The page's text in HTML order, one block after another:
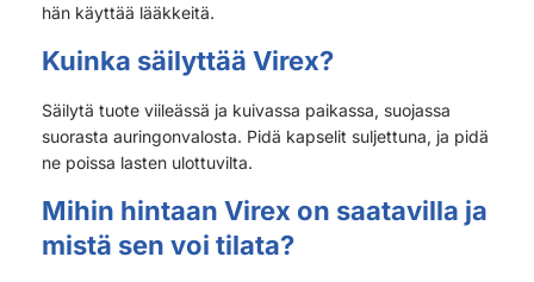
hän käyttää lääkkeitä.
Kuinka säilyttää Virex?
Säilytä tuote viileässä ja kuivassa paikassa, suojassa
suorasta auringonvalosta. Pidä kapselit suljettuna, ja pidä
ne poissa lasten ulottuvilta.
Mihin hintaan Virex on saatavilla ja
mistä sen voi tilata?